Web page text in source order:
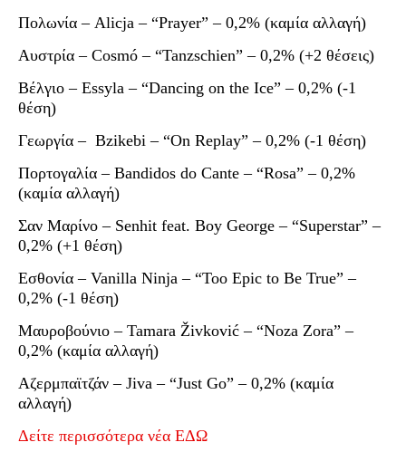
Πολωνία – Alicja – “Prayer” – 0,2% (καμία αλλαγή)
Αυστρία – Cosmó – “Tanzschien” – 0,2% (+2 θέσεις)
Βέλγιο – Essyla – “Dancing on the Ice” – 0,2% (-1
θέση)
Γεωργία – Bzikebi – “On Replay” – 0,2% (-1 θέση)
Πορτογαλία – Bandidos do Cante – “Rosa” – 0,2%
(καμία αλλαγή)
Σαν Μαρίνο – Senhit feat. Boy George – “Superstar” –
0,2% (+1 θέση)
Εσθονία – Vanilla Ninja – “Too Epic to Be True” –
0,2% (-1 θέση)
Μαυροβούνιο – Tamara Živković – “Noza Zora” –
0,2% (καμία αλλαγή)
Αζερμπαϊτζάν – Jiva – “Just Go” – 0,2% (καμία
αλλαγή)
Δείτε περισσότερα νέα ΕΔΩ